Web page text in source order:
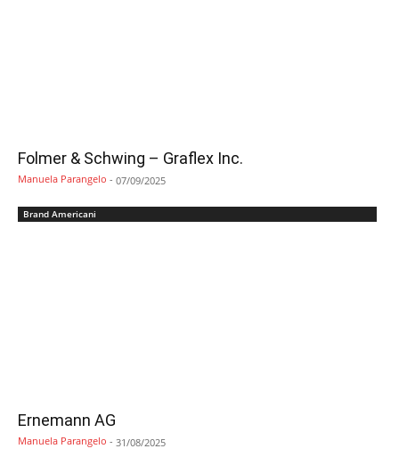
Folmer & Schwing – Graflex Inc.
Manuela Parangelo - 07/09/2025
Brand Americani
Ernemann AG
Manuela Parangelo - 31/08/2025